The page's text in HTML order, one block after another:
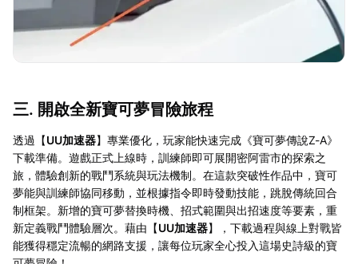
三. 開啟全新寶可夢冒險旅程
透過【UU加速器】專業優化，玩家能快速完成《寶可夢傳說Z-A》
下載準備。遊戲正式上線時，訓練師即可展開密阿雷市的探索之
旅，體驗創新的戰鬥系統與玩法機制。在這款突破性作品中，寶可
夢能與訓練師協同移動，並根據指令即時發動技能，跳脫傳統回合
制框架。新增的寶可夢替換時機、招式範圍與出招速度等要素，重
新定義戰鬥體驗層次。藉由【UU加速器】，下載過程與線上對戰皆
能獲得穩定流暢的網路支援，讓每位玩家全心投入這場史詩級的寶